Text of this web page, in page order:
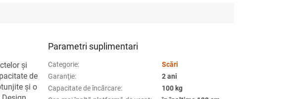
și
de
și o
Parametri suplimentari
Categorie:
Scări
Garanţie:
2 ani
Capacitate de încărcare:
100 kg